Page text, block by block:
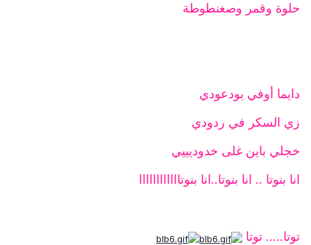
حلوة وقمر وصغنطوطة
دايما أوفي بودعودي
زي السكر في ردودي
خجلي باين غلى خدوديييي
انا بنوتا .. انا بنوتا..انا بنوتاااااااااااا
توتا..... توتا